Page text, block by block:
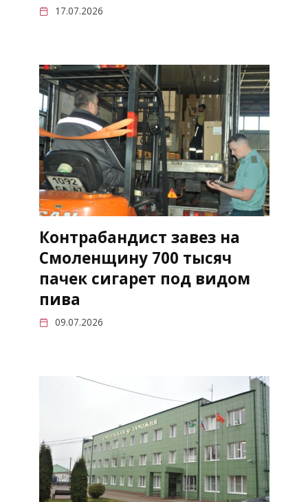
17.07.2026
Контрабандист завез на
Смоленщину 700 тысяч
пачек сигарет под видом
пива
09.07.2026